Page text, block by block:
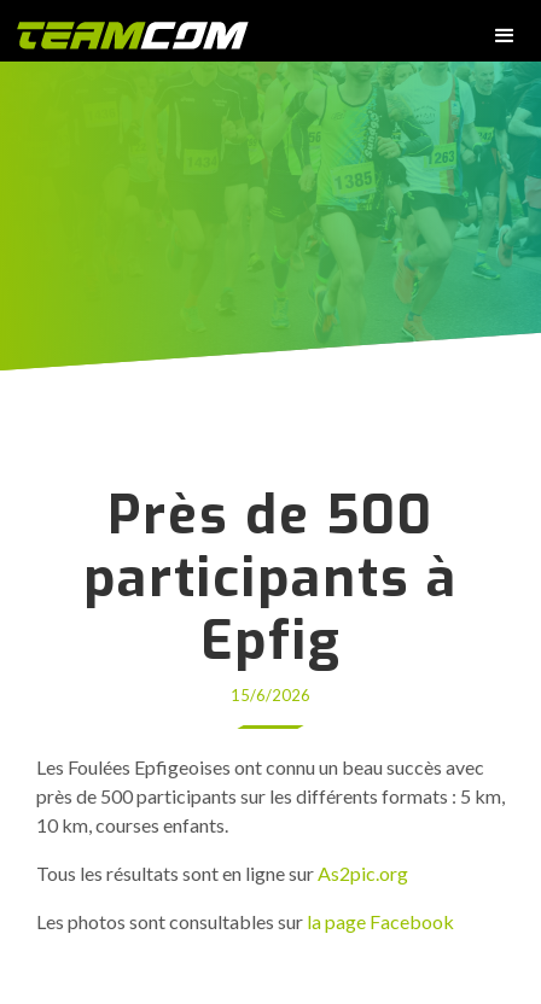
Près de 500
participants à
Epfig
15/6/2026
Les Foulées Epfigeoises ont connu un beau succès avec
près de 500 participants sur les différents formats : 5 km,
10 km, courses enfants.
Tous les résultats sont en ligne surAs2pic.org
Les photos sont consultables sur la page Facebook